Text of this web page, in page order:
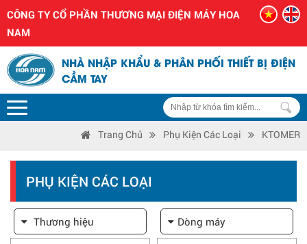
CÔNG TY CỔ PHẦN THƯƠNG MẠI ĐIỆN MÁY HOA
NAM
NHÀ NHẬP KHẨU & PHÂN PHỐI THIẾT BỊ ĐIỆN
CẦM TAY
Trang Chủ Phụ Kiện Các Loại KTOMER
PHỤ KIỆN CÁC LOẠI
Thương hiệu Dòng máy